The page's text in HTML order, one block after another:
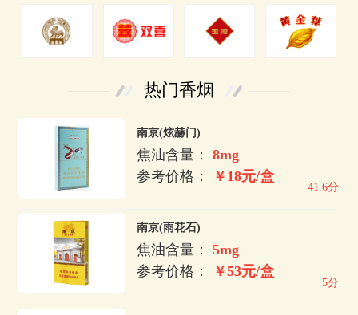
热门香烟
南京(炫赫门)
焦油含量：8mg
参考价格：
￥18元/盒
41.6分
南京(雨花石)
焦油含量：5mg
参考价格：
￥53元/盒
5分